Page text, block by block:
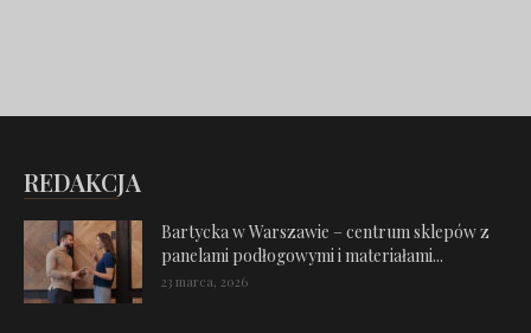
REDAKCJA
Bartycka w Warszawie – centrum sklepów z
panelami podłogowymi i materiałami...
23 marca, 2026